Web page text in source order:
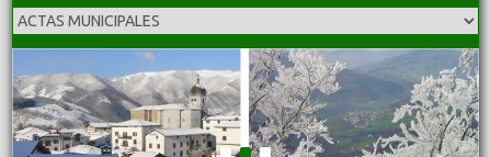
1 2 3